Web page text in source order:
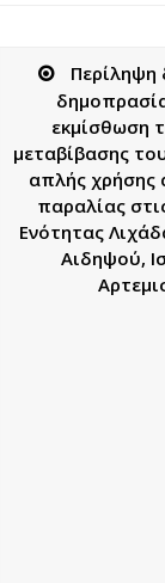
Περίληψη
εκμίσθωση
μεταβίβασης
απλής χρήσης
παραλίας
Ενότητας
Αιδηψού,